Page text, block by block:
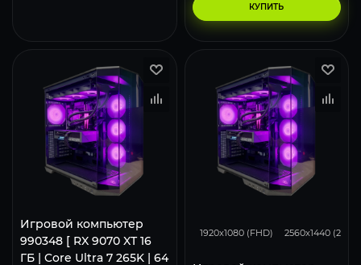
КУПИТЬ
Игровой компьютер
990348 [ RX 9070 XT 16
ГБ | Core Ultra 7 265K | 64
1920x1080 (FHD) 2560x1440 (2K)